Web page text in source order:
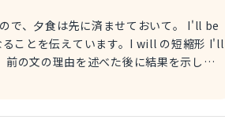
食は先に済ませておいて。 I'll be
ことを伝えています。I will の短縮形 I'll
の文の理由を述べた後に結果を示しま